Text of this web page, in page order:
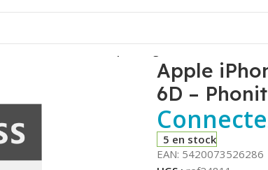
Apple
6D – Phonit
5 en stock
EAN: 5420073526286